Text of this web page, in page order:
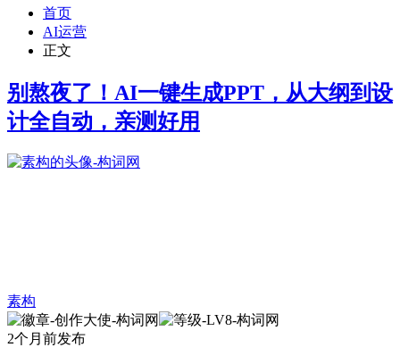
首页
AI运营
正文
别熬夜了！AI一键生成PPT，从大纲到设
计全自动，亲测好用
素构
2个月前发布